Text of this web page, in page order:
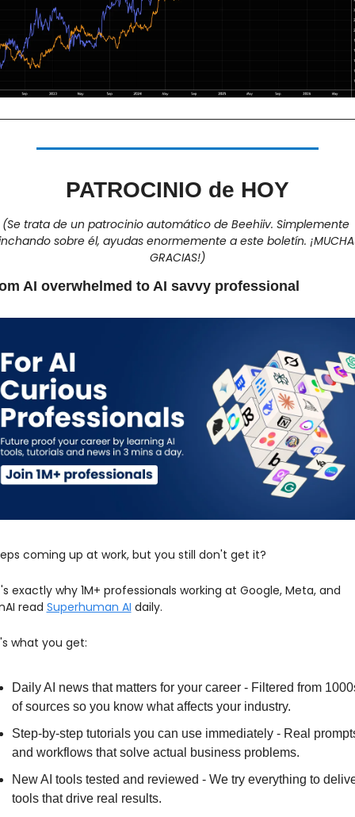
PATROCINIO de HOY
(Se trata de un patrocinio automático de Beehiiv. Simplemente
sobre él, ayudas enormemente a este boletín.
GRACIAS!)
AI overwhelmed to AI savvy professional
coming up at work, but you still don't get it?
exactly why 1M+ professionals working at Google, Meta, and
read Superhuman AI daily.
what you get:
Daily AI news that matters for your career - Filtered from
of sources so you know what affects your industry.
Step-by-step tutorials you can use immediately - Real
and workflows that solve actual business problems.
New AI tools tested and reviewed - We try everything to
tools that drive real results.